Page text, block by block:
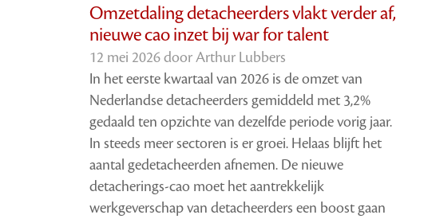
Omzetdaling detacheerders vlakt verder af,
nieuwe cao inzet bij war for talent
12 mei 2026 doorArthur Lubbers
In het eerste kwartaal van 2026 is de omzet van
Nederlandse detacheerders gemiddeld met 3,2%
gedaald ten opzichte van dezelfde periode vorig jaar.
In steeds meer sectoren is er groei. Helaas blijft het
aantal gedetacheerden afnemen. De nieuwe
detacherings-cao moet het aantrekkelijk
werkgeverschap van detacheerders een boost gaan